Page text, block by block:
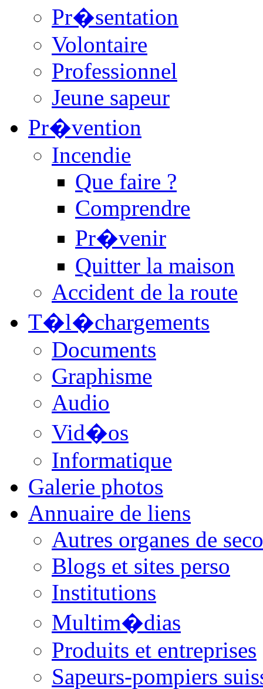
Pr�sentation
Volontaire
Professionnel
Jeune sapeur
Pr�vention
Incendie
Que faire ?
Comprendre
Pr�venir
Quitter la maison
Accident de la route
T�l�chargements
Documents
Graphisme
Audio
Vid�os
Informatique
Galerie photos
Annuaire de liens
Autres organes de
Blogs et sites perso
Institutions
Multim�dias
Produits et entreprises
Sapeurs-pompiers